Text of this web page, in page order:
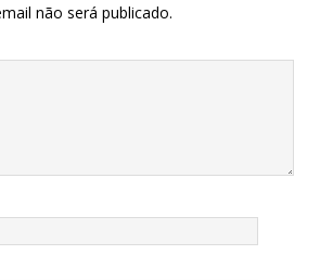
não será publicado.